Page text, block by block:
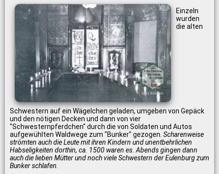
Einzeln
wurden
die alten
Schwestern auf ein Wägelchen geladen, umgeben von Gepäck
und den nötigen Decken und dann von vier
"Schwesternpferdchen" durch die von Soldaten und Autos
aufgewühlten Waldwege zum "Bunker" gezogen. Scharenweise
strömten auch die Leute mit ihren Kindern und unentbehrlichen
Habseligkeiten dorthin, ca. 1500 waren es. Abends gingen dann
auch die lieben Mütter und noch viele Schwestern der Eulenburg zum
Bunker schlafen.